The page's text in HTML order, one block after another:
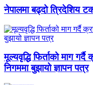
नेपालमा बढ्दो त्रिदेशिय
मूल्यवृद्धि फिर्ताको माग
निगममा बुझायो ज्ञापन पत्र